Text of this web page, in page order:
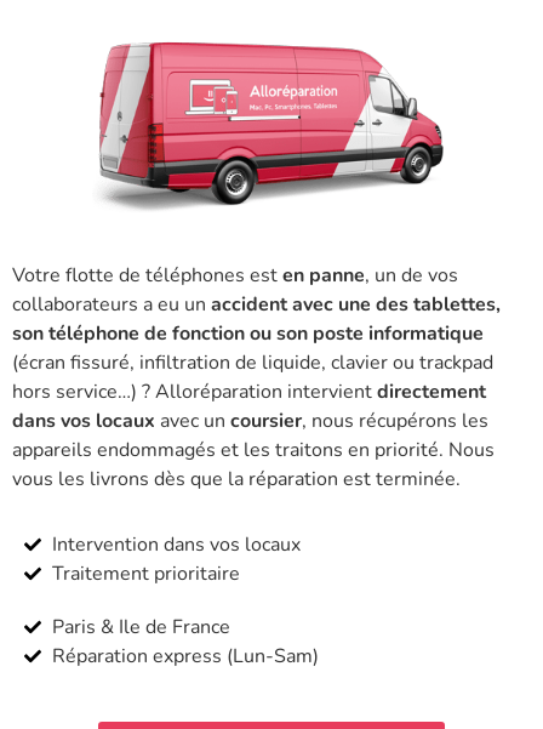
Votre flotte de téléphones esten panne, un de vos
collaborateurs a eu un accident avec une des tablettes,
son téléphone de fonction ou son poste informatique
(écran fissuré, infiltration de liquide, clavier ou trackpad
hors service…) ? Alloréparation intervientdirectement
dans vos locaux avec un coursier, nous récupérons les
appareils endommagés et les traitons en priorité. Nous
vous les livrons dès que la réparation est terminée.
Intervention dans vos locaux
Traitement prioritaire
Paris & Ile de France
Réparation express (Lun-Sam)